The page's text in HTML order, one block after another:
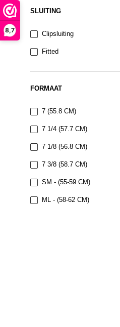
8,7
SLUITING
Clipsluiting
Fitted
FORMAAT
7 (55.8 CM)
7 1/4 (57.7 CM)
7 1/8 (56.8 CM)
7 3/8 (58.7 CM)
SM - (55-59 CM)
ML - (58-62 CM)